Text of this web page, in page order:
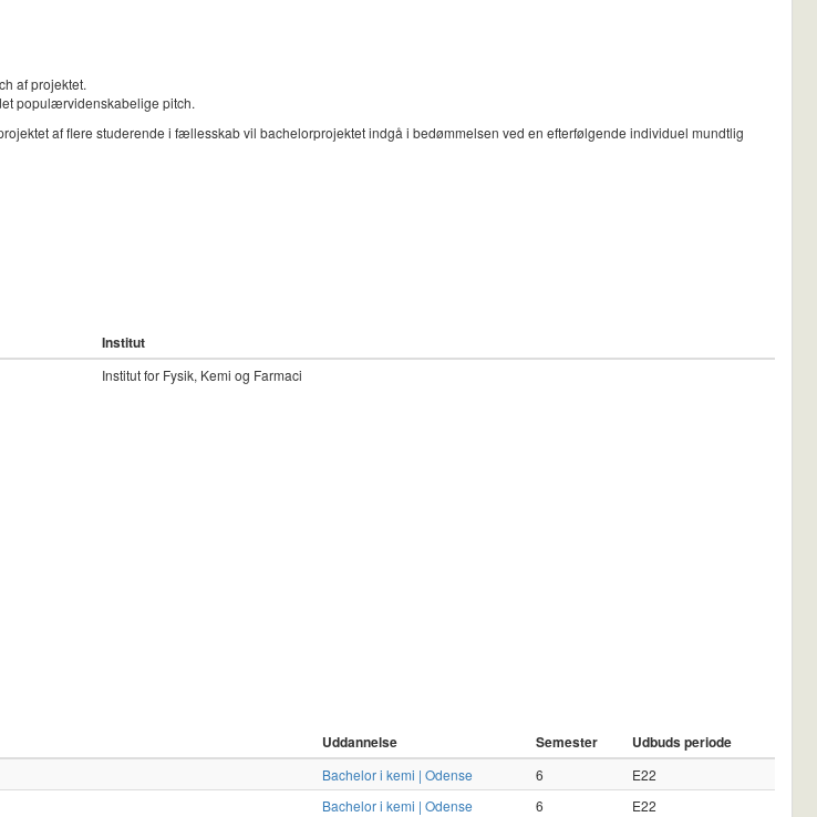
af projektet.
populærvidenskabelige pitch.
af flere studerende i fællesskab vil bachelorprojektet indgå i bedømmelsen ved en efterfølgende individuel mundtlig
Institut
Institut for Fysik, Kemi og Farmaci
Uddannelse Semester Udbuds periode
Bachelor i kemi | Odense 6
E22
Bachelor i kemi | Odense 6
E22